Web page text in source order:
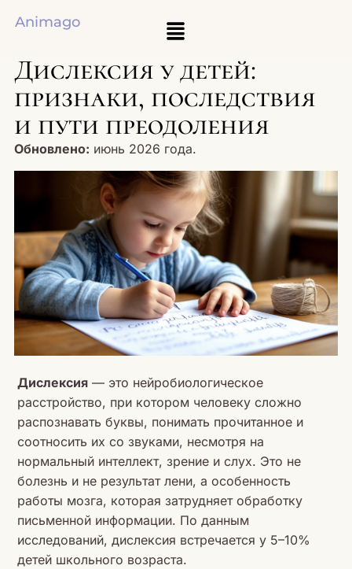
Animago
Дислексия у детей:
признаки, последствия
и пути преодоления
Обновлено: июнь 2026 года.
Дислексия — это нейробиологическое
расстройство, при котором человеку сложно
распознавать буквы, понимать прочитанное и
соотносить их со звуками, несмотря на
нормальный интеллект, зрение и слух. Это не
болезнь и не результат лени, а особенность
работы мозга, которая затрудняет обработку
письменной информации. По данным
исследований, дислексия встречается у 5–10%
детей школьного возраста.